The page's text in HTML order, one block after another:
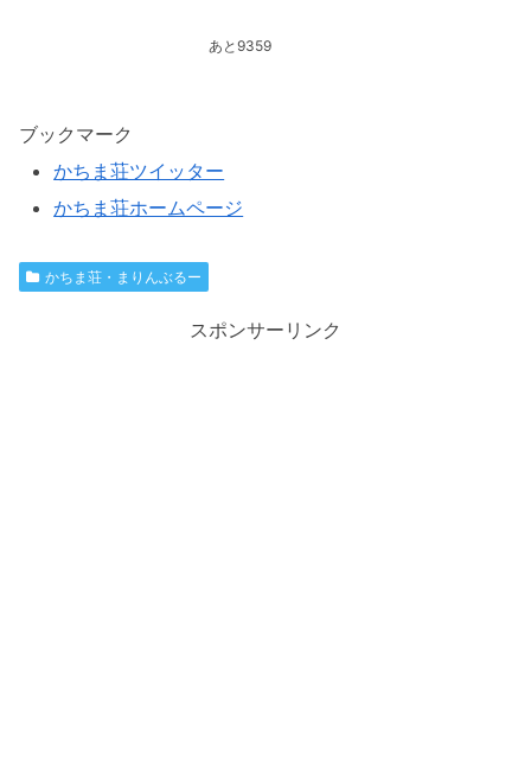
あと9359
ブックマーク
かちま荘ツイッター
かちま荘ホームページ
かちま荘・まりんぶるー
スポンサーリンク